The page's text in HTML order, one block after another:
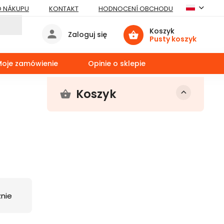
NÁKUPU KONTAKT HODNOCENÍ OBCHODU
Koszyk
Pusty koszyk
Zaloguj się
zamówienie Opinie o sklepie
Koszyk